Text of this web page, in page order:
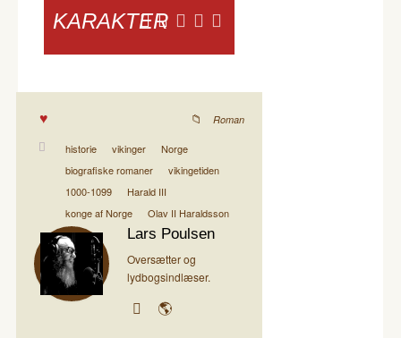
KARAKTER
Roman
historie vikinger
Norge
biografiske romaner
vikingetiden
1000-1099
Harald III
konge af Norge
Olav II Haraldsson
Lars Poulsen
Oversætter og
lydbogsindlæser.